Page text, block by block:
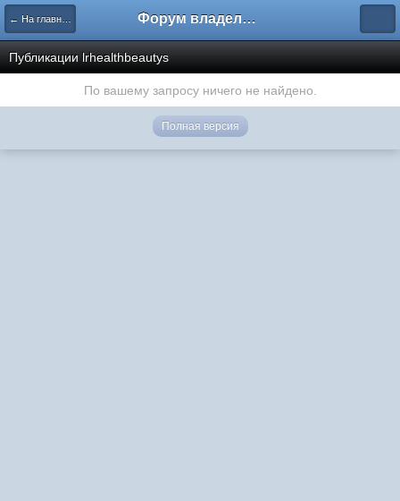
← На главную Форум владельцев интернет-магазинов
Публикации lrhealthbeautys
По вашему запросу ничего не найдено.
Полная версия